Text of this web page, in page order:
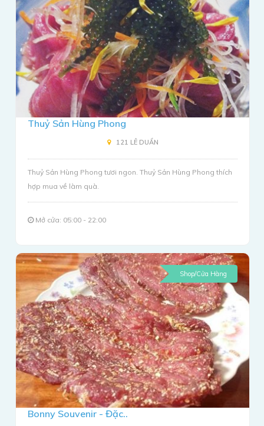
Thuỷ Sản Hùng Phong
121 LÊ DUẨN
Thuỷ Sản Hùng Phong tươi ngon. Thuỷ Sản Hùng Phong thích
hợp mua về làm quà.
Mở cửa: 05:00 - 22:00
Shop/Cửa Hàng
Bonny Souvenir - Đặc..